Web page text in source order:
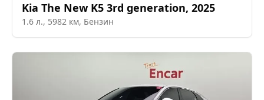
Kia The New K5 3rd generation, 2025
1.6 л., 5982 км, Бензин